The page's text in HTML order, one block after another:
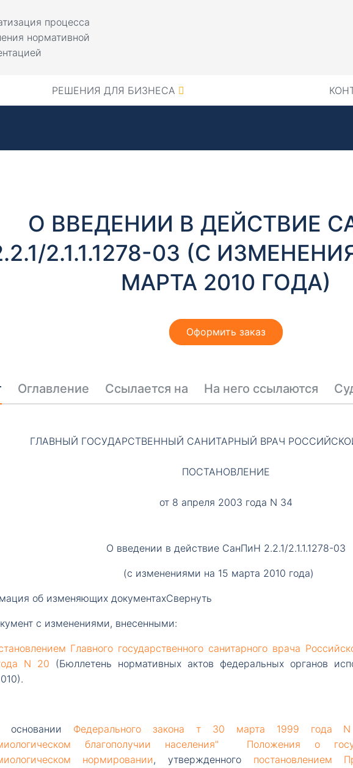
процесса
нормативной
РЕШЕНИЯ ДЛЯ БИЗНЕСА
О ВВЕДЕНИИ В ДЕЙСТВИЕ
2.1.1.1278-03 (С
МАРТА 2010 ГОДА)
Оформить заказ
Оглавление Ссылается на На него ссылаются
ГЛАВНЫЙ ГОСУДАРСТВЕННЫЙ САНИТАРНЫЙ ВРАЧ
ПОСТАНОВЛЕНИЕ
от 8 апреля 2003 года N 34
О введении в действие СанПиН 2.2.1/2.1.1.1278-03
(с изменениями на 15 марта 2010 года)
об изменяющих документахСвернуть
с изменениями, внесенными:
Главного государственного санитарного врача
N 20 (Бюллетень нормативных актов федеральных органов
основании Федерального закона т 30 марта 1999 года
благополучии населения"
Положения о
нормировании, утвержденного постановлением